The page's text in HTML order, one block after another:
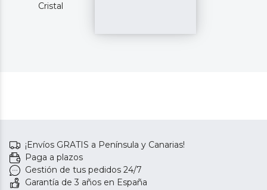
Cristal
¡Envíos GRATIS a Península y Canarias!
Paga a plazos
Gestión de tus pedidos 24/7
Garantía de 3 años en España